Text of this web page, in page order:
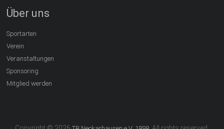
Über uns
Sportarten
Verein
Veranstaltungen
Sponsoring
Mitglied werden